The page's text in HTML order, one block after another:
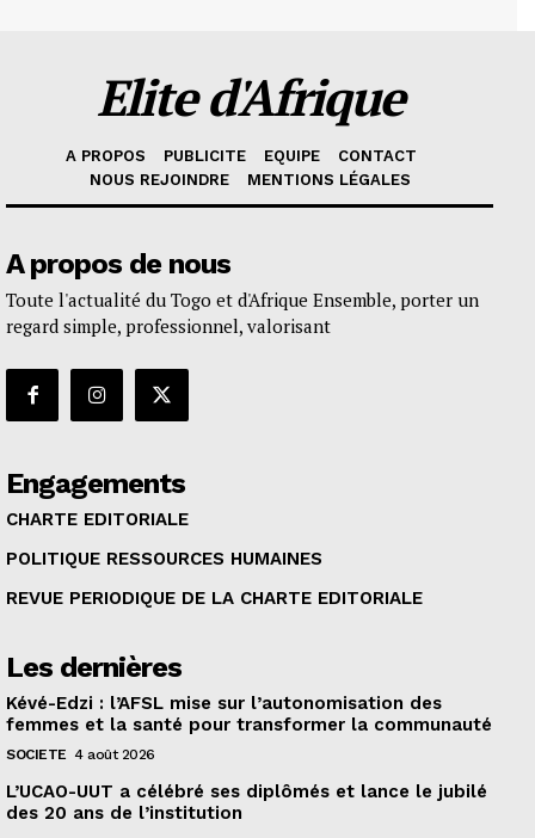
Elite d'Afrique
A PROPOS PUBLICITE EQUIPE
CONTACT
NOUS REJOINDRE
MENTIONS LÉGALES
A propos de nous
Toute l'actualité du Togo et d'Afrique Ensemble, porter un
regard simple, professionnel, valorisant
Engagements
CHARTE EDITORIALE
POLITIQUE RESSOURCES HUMAINES
REVUE PERIODIQUE DE LA CHARTE EDITORIALE
Les dernières
Kévé-Edzi : l’AFSL mise sur l’autonomisation des
femmes et la santé pour transformer la communauté
SOCIETE 4 août 2026
L’UCAO-UUT a célébré ses diplômés et lance le jubilé
des 20 ans de l’institution